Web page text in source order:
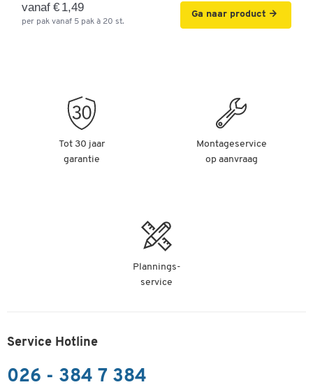
vanaf € 1,49
per pak vanaf 5 pak à 20 st.
Ga naar product
Tot 30 jaar
garantie
Montageservice
op aanvraag
Plannings-
service
Service Hotline
026 - 384 7 384